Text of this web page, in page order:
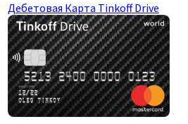
Дебетовая Карта Tinkoff Drive